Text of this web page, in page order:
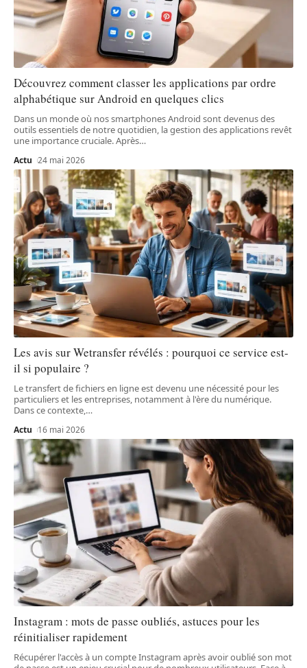
Découvrez comment classer les applications par ordre
alphabétique sur Android en quelques clics
Dans un monde où nos smartphones Android sont devenus des
outils essentiels de notre quotidien, la gestion des applications revêt
une importance cruciale. Après…
Actu 24 mai 2026
Les avis sur Wetransfer révélés : pourquoi ce service est-
il si populaire ?
Le transfert de fichiers en ligne est devenu une nécessité pour les
particuliers et les entreprises, notamment à l'ère du numérique.
Dans ce contexte, …
Actu 16 mai 2026
Instagram : mots de passe oubliés, astuces pour les
réinitialiser rapidement
Récupérer l'accès à un compte Instagram après avoir oublié son mot